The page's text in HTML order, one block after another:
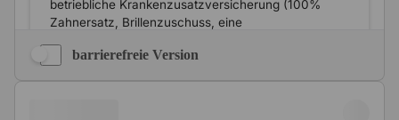
barrierefreie Version